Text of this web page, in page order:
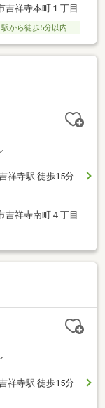
吉祥寺本町１丁目
駅から徒歩5分以内
祥寺駅 徒歩15分
吉祥寺南町４丁目
祥寺駅 徒歩15分